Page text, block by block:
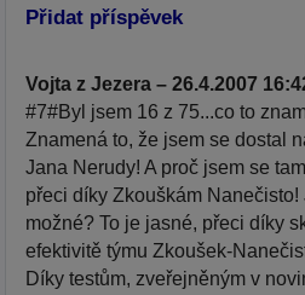
Přidat příspěvek
Vojta z Jezera – 26.4.2007
#7#Byl jsem 16 z 75...co to
Znamená to, že jsem se dostal
Jana Nerudy! A proč jsem se
přeci díky Zkouškám Nanečisto!
možné? To je jasné, přeci díky
efektivitě týmu Zkoušek-
Díky testům, zveřejněným v